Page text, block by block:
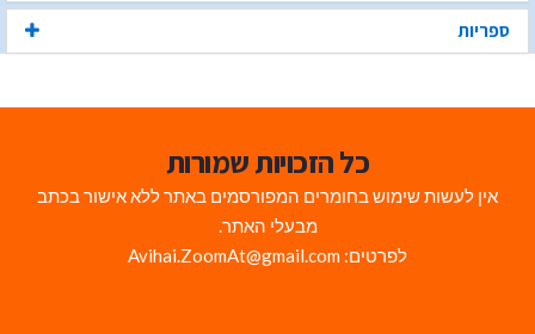
ספריות
כל הזכויות שמורות
אין לעשות שימוש בחומרים המפורסמים באתר ללא אישור בכתב
מבעלי האתר.
לפרטים: Avihai.ZoomAt@gmail.com